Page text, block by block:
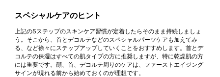
スペシャルケアのヒント
上記の5ステップのスキンケア習慣が定着したらそのまま持続しましょ
う。そこから、首とデコルテなどのスペシャルパーツケアも加えてみ
る、など徐々にステップアップしていくことをおすすめします。首とデ
コルテの保湿はすべての肌タイプの方に推奨しますが、特に乾燥肌の方
には重要です。顔、首、デコルテ周りのケアは、ファーストエイジング
サインが現れる前から始めておくのが理想です。